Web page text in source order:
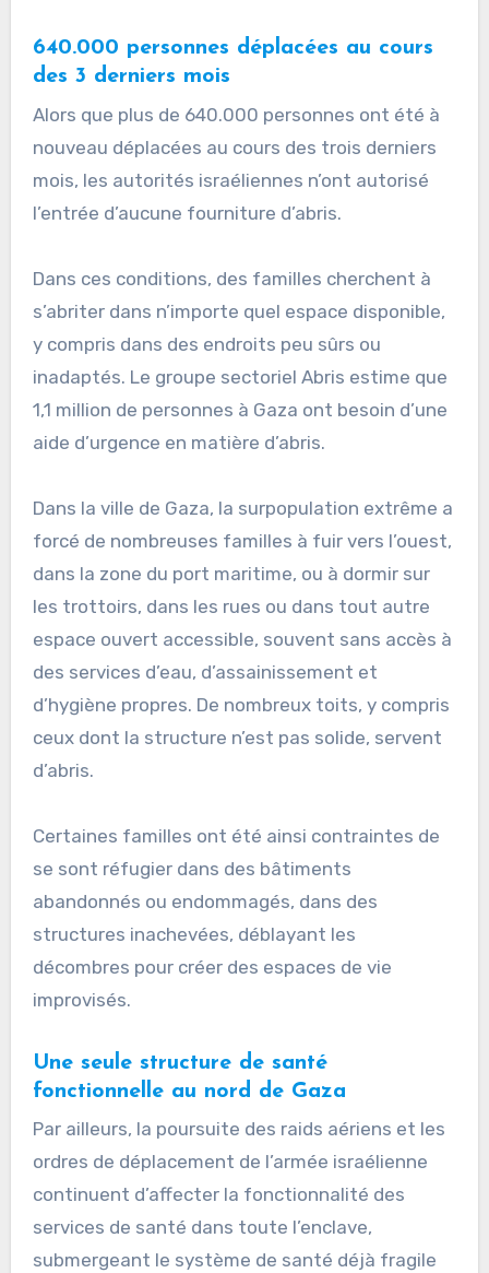
640.000 personnes déplacées au cours
des 3 derniers mois
Alors que plus de 640.000 personnes ont été à
nouveau déplacées au cours des trois derniers
mois, les autorités israéliennes n’ont autorisé
l’entrée d’aucune fourniture d’abris.
Dans ces conditions, des familles cherchent à
s’abriter dans n’importe quel espace disponible,
y compris dans des endroits peu sûrs ou
inadaptés. Le groupe sectoriel Abris estime que
1,1 million de personnes à Gaza ont besoin d’une
aide d’urgence en matière d’abris.
Dans la ville de Gaza, la surpopulation extrême a
forcé de nombreuses familles à fuir vers l’ouest,
dans la zone du port maritime, ou à dormir sur
les trottoirs, dans les rues ou dans tout autre
espace ouvert accessible, souvent sans accès à
des services d’eau, d’assainissement et
d’hygiène propres. De nombreux toits, y compris
ceux dont la structure n’est pas solide, servent
d’abris.
Certaines familles ont été ainsi contraintes de
se sont réfugier dans des bâtiments
abandonnés ou endommagés, dans des
structures inachevées, déblayant les
décombres pour créer des espaces de vie
improvisés.
Une seule structure de santé
fonctionnelle au nord de Gaza
Par ailleurs, la poursuite des raids aériens et les
ordres de déplacement de l’armée israélienne
continuent d’affecter la fonctionnalité des
services de santé dans toute l’enclave,
submergeant le système de santé déjà fragile